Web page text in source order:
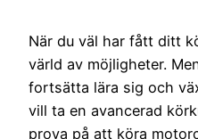
När du väl har fått ditt
värld av möjligheter.
fortsätta lära sig och
vill ta en avancerad
prova på att köra